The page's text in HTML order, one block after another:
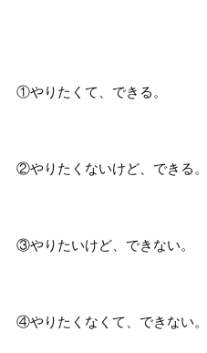
①やりたくて、できる。
②やりたくないけど、できる。
③やりたいけど、できない。
④やりたくなくて、できない。